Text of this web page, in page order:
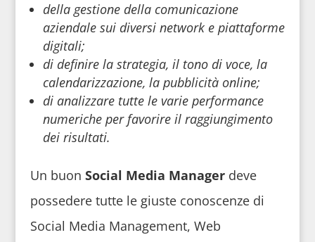
della gestione della comunicazione
aziendale sui diversi network e piattaforme
digitali;
di definire la strategia, il tono di voce, la
calendarizzazione, la pubblicità online;
di analizzare tutte le varie performance
numeriche per favorire il raggiungimento
dei risultati.
Un buon Social Media Managerdeve
possedere tutte le giuste conoscenze di
Social Media Management, Web